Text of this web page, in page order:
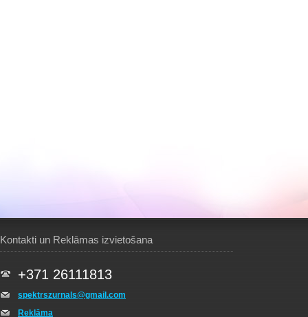
Kontakti un Reklāmas izvietošana
+371 26111813
spektrszurnals@gmail.com
Reklāma